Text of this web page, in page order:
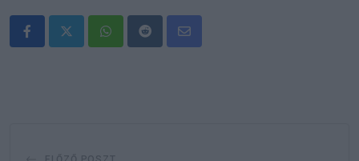
WhatsappRedditShare